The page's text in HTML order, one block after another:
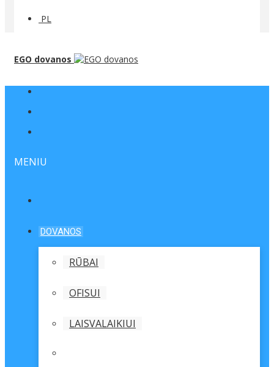
PL
EGO dovanos
MENIU
DOVANOS
RŪBAI
OFISUI
LAISVALAIKIUI